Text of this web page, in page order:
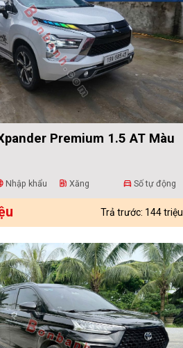
Premium 1.5 AT Màu
Nhập khẩu ev_station Xăng directions_car Số tự động
Trả trước: 144 triệu